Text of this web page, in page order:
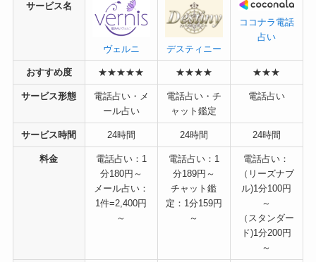
サービス名
ヴェルニ デスティニー
ココナラ電話
占い
おすすめ度 ★★★★★ ★★★★ ★★★
サービス形態
電話占い・メ
ール占い
電話占い・チ
ャット鑑定
電話占い
サービス時間 24時間 24時間 24時間
料金
電話占い：1
分180円～
メール占い：
1件=2,400円
～
電話占い：1
分189円～
チャット鑑
定：1分159円
～
電話占い：
（リーズナブ
ル)1分100円
～
（スタンダー
ド)1分200円
～